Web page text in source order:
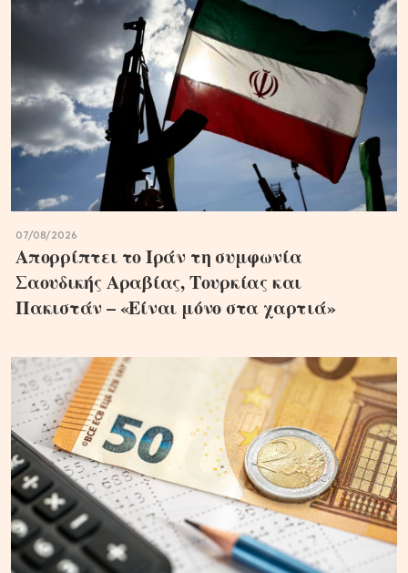
07/08/2026
Απορρίπτει το Ιράν τη συμφωνία
Σαουδικής Αραβίας, Τουρκίας και
Πακιστάν – «Είναι μόνο στα χαρτιά»